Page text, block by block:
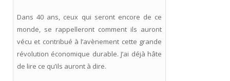
Dans 40 ans, ceux qui seront encore de ce
monde, se rappelleront comment ils auront
vécu et contribué à l’avènement cette grande
révolution économique durable. J’ai déjà hâte
de lire ce qu’ils auront à dire.